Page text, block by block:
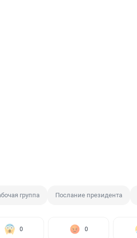
группа Послание президента
0 0